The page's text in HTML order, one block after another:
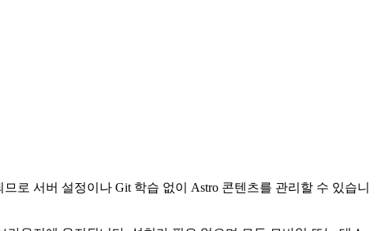
로 서버 설정이나 Git 학습 없이 Astro 콘텐츠를 관리할 수 있습니